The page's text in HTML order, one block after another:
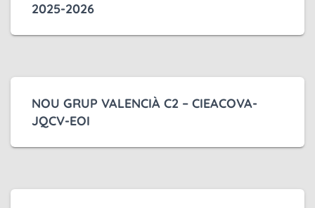
2025-2026
NOU GRUP VALENCIÀ C2 – CIEACOVA-
JQCV-EOI